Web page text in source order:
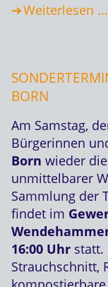
Weiterlesen …
BORN
Am Samstag,
Bürgerinnen
Born wieder
unmittelbarer
Sammlung der
findet im
16:00 Uhr statt.
Strauchschnitt,